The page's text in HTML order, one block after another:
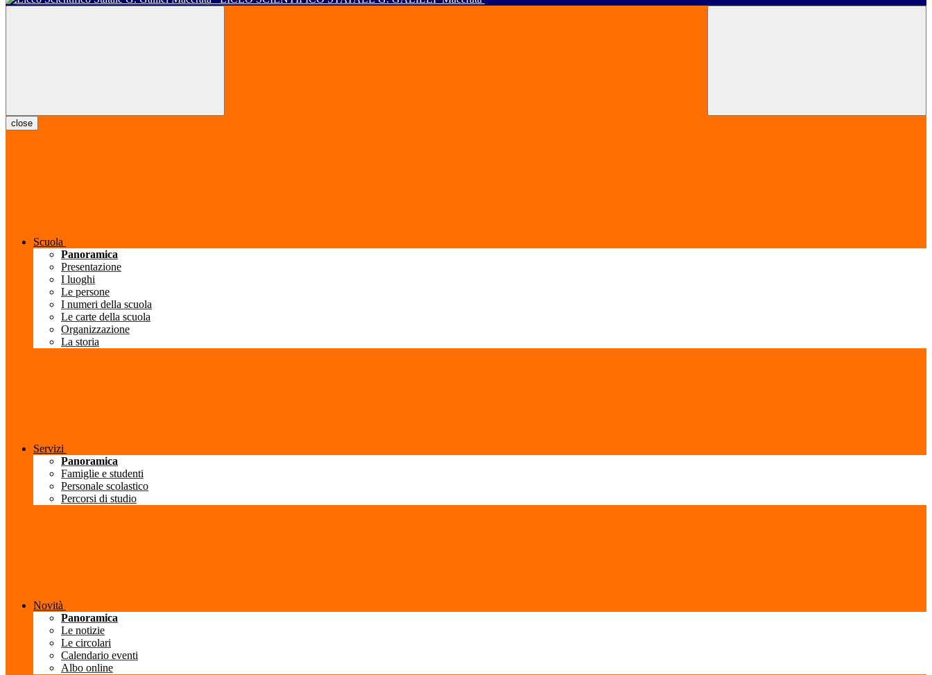
close
Scuola
Panoramica
Presentazione
I luoghi
Le persone
I numeri della scuola
Le carte della scuola
Organizzazione
La storia
Servizi
Panoramica
Famiglie e studenti
Personale scolastico
Percorsi di studio
Novità
Panoramica
Le notizie
Le circolari
Calendario eventi
Albo online